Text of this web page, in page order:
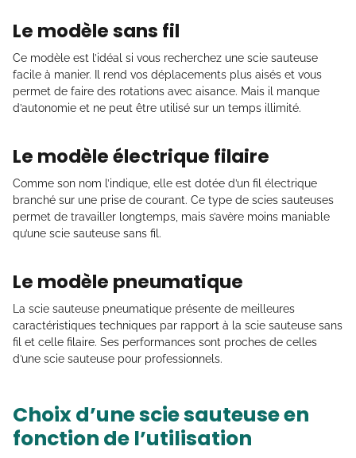
Le modèle sans fil
Ce modèle est l’idéal si vous recherchez une scie sauteuse
facile à manier. Il rend vos déplacements plus aisés et vous
permet de faire des rotations avec aisance. Mais il manque
d’autonomie et ne peut être utilisé sur un temps illimité.
Le modèle électrique filaire
Comme son nom l’indique, elle est dotée d’un fil électrique
branché sur une prise de courant. Ce type de scies sauteuses
permet de travailler longtemps, mais s’avère moins maniable
qu’une scie sauteuse sans fil.
Le modèle pneumatique
La scie sauteuse pneumatique présente de meilleures
caractéristiques techniques par rapport à la scie sauteuse sans
fil et celle filaire. Ses performances sont proches de celles
d’une scie sauteuse pour professionnels.
Choix d’une scie sauteuse en
fonction de l’utilisation